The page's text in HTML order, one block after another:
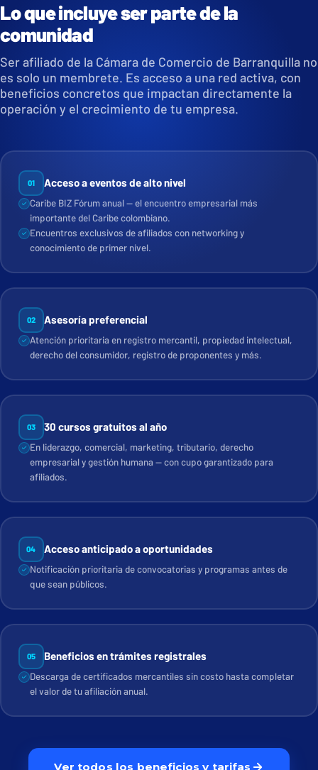
Lo que incluye ser parte de la
comunidad
Ser afiliado de la Cámara de Comercio de Barranquilla no
es solo un membrete. Es acceso a una red activa, con
beneficios concretos que impactan directamente la
operación y el crecimiento de tu empresa.
01 Acceso a eventos de alto nivel
Caribe BIZ Fórum anual — el encuentro empresarial más
importante del Caribe colombiano.
Encuentros exclusivos de afiliados con networking y
conocimiento de primer nivel.
02 Asesoría preferencial
Atención prioritaria en registro mercantil, propiedad intelectual,
derecho del consumidor, registro de proponentes y más.
03 30 cursos gratuitos al año
En liderazgo, comercial, marketing, tributario, derecho
empresarial y gestión humana — con cupo garantizado para
afiliados.
04 Acceso anticipado a oportunidades
Notificación prioritaria de convocatorias y programas antes de
que sean públicos.
05 Beneficios en trámites registrales
Descarga de certificados mercantiles sin costo hasta completar
el valor de tu afiliación anual.
Ver todos los beneficios y tarifas